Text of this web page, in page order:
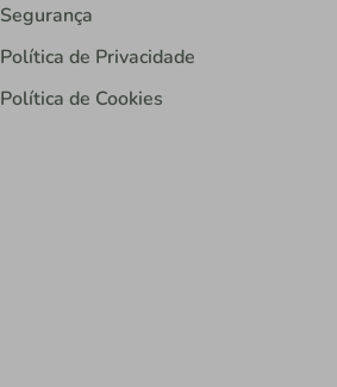
Segurança
Política de Privacidade
Política de Cookies